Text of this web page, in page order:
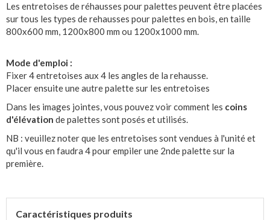
Les entretoises de réhausses pour palettes peuvent être placées
sur tous les types de rehausses pour palettes en bois, en taille
800x600 mm, 1200x800 mm ou 1200x1000 mm.
Mode d'emploi :
Fixer 4 entretoises aux 4 les angles de la rehausse.
Placer ensuite une autre palette sur les entretoises
Dans les images jointes, vous pouvez voir comment les coins
d'élévation de palettes sont posés et utilisés.
NB : veuillez noter que les entretoises sont vendues à l'unité et
qu'il vous en faudra 4 pour empiler une 2nde palette sur la
première.
Caractéristiques produits